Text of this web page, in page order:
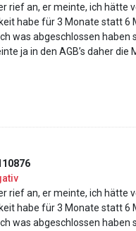
rief an, er meinte, ich hätte
habe für 3 Monate statt 6
was abgeschlossen haben
ja in den AGB’s daher
rief an, er meinte, ich
habe für 3 Monate statt 6
was abgeschlossen haben